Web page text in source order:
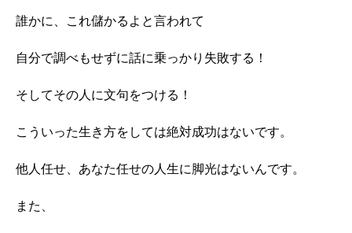
誰かに、これ儲かるよと言われて
自分で調べもせずに話に乗っかり失敗する！
そしてその人に文句をつける！
こういった生き方をしては絶対成功はないです。
他人任せ、あなた任せの人生に脚光はないんです。
また、